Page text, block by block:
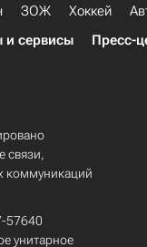
ЗОЖ Хоккей
и сервисы Пресс-
связи,
коммуникаций
57640
унитарное